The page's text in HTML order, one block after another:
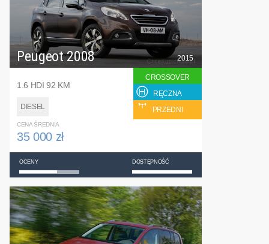
Peugeot 2008
1.6 HDI 92 KM
DIESEL
2015
CROSSOVER
RĘCZNA
PRZEDNI
CENA ŚREDNIA
35 000 zł
OCENY DOSTĘPNOŚĆ